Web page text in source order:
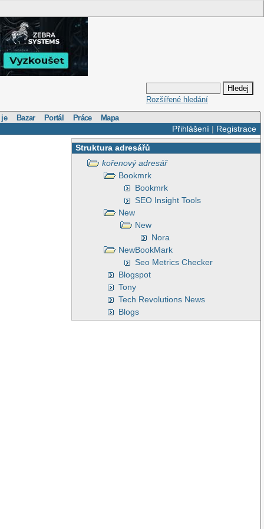
Rozšířené hledání
je Bazar Portál Práce Mapa
Přihlášení| Registrace
Struktura adresářů
kořenový adresář
Bookmrk
Bookmrk
SEO Insight Tools
New
New
Nora
NewBookMark
Seo Metrics Checker
Blogspot
Tony
Tech Revolutions News
Blogs